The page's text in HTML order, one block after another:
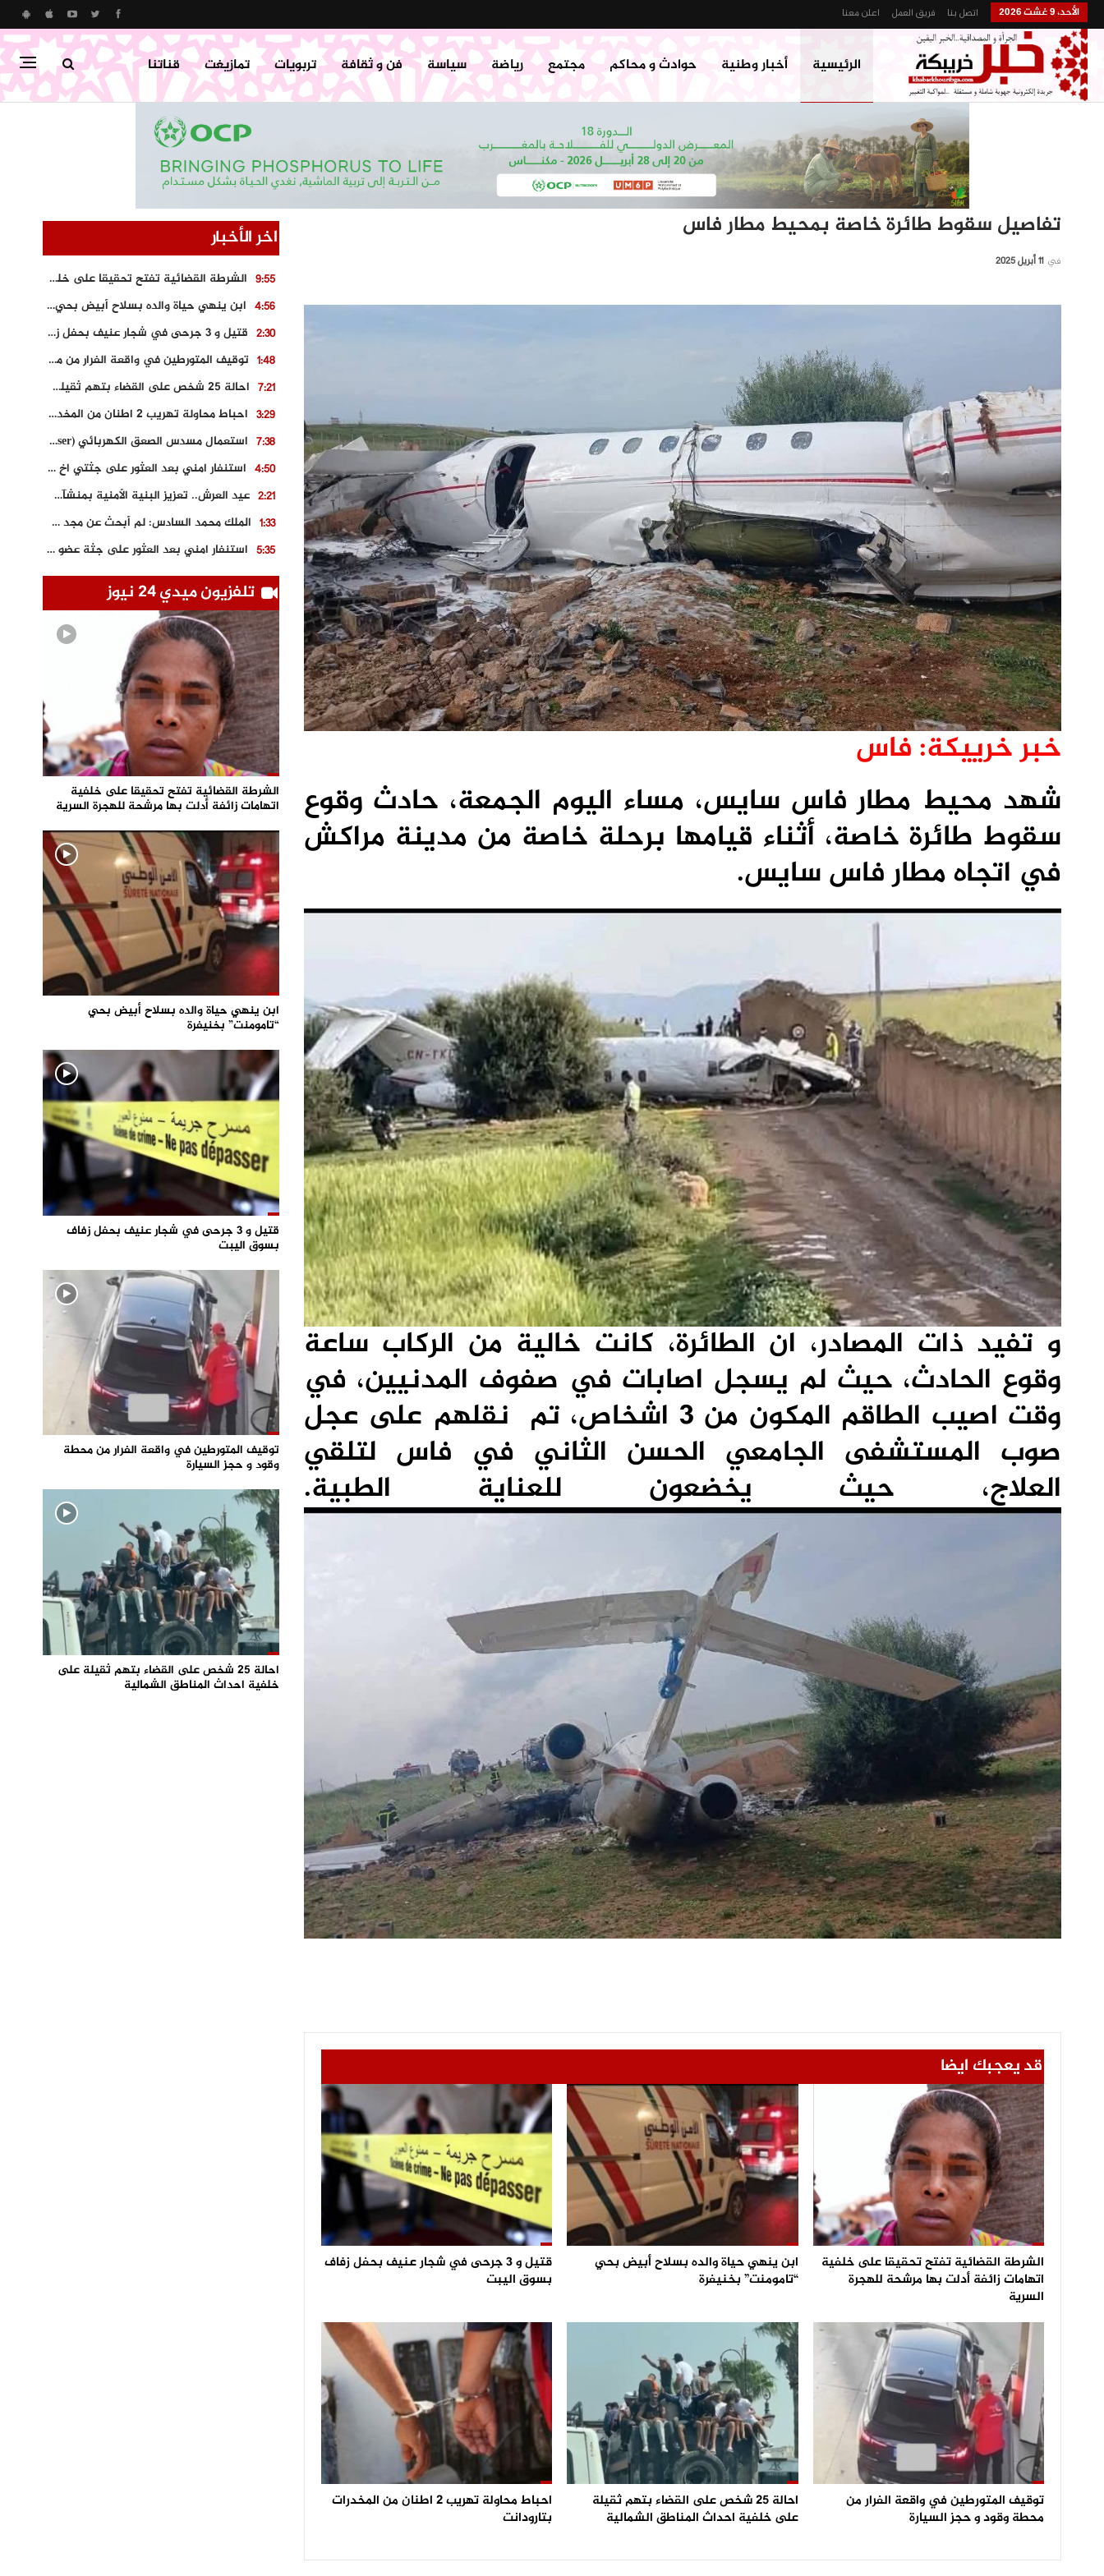
الأحد، 9 غشت 2026 اتصل بنا فريق العمل اعلن معنا
الرئيسية أخبار وطنية حوادث و محاكم مجتمع رياضة سياسة فن و ثقافة تربويات تمازيغت قناتنا
تفاصيل سقوط طائرة خاصة بمحيط مطار فاس
في 11 أبريل 2025
خبر خرييكة: فاس
شهد محيط مطار فاس سايس، مساء اليوم الجمعة، حادث وقوع
سقوط طائرة خاصة، أثناء قيامها برحلة خاصة من مدينة مراكش
في اتجاه مطار فاس سايس.
و تفيد ذات المصادر، ان الطائرة، كانت خالية من الركاب ساعة
وقوع الحادث، حيث لم يسجل اصابات في صفوف المدنيين، في
وقت اصيب الطاقم المكون من 3 اشخاص، تم نقلهم على عجل
صوب المستشفى الجامعي الحسن الثاني في فاس لتلقي
العلاج، حيث يخضعون للعناية الطبية.
قد يعجبك ايضا
الشرطة القضائية تفتح تحقيقا على خلفية
اتهامات زائفة أدلت بها مرشحة للهجرة
السرية
ابن ينهي حياة والده بسلاح أبيض بحي
“تامومنت” بخنيفرة
قتيل و 3 جرحى في شجار عنيف بحفل زفاف
بسوق اليبت
توقيف المتورطين في واقعة الفرار من
محطة وقود و حجز السيارة
احالة 25 شخص على القضاء بتهم ثقيلة
على خلفية احداث المناطق الشمالية
احباط محاولة تهريب 2 اطنان من المخدرات
بتارودانت
اخر الأخبار
9:55
الشرطة القضائية تفتح تحقيقا على خلفية اتهامات زائفة أدلت بها مرشحة للهجرة السرية
4:56
ابن ينهي حياة والده بسلاح أبيض بحي “تامومنت” بخنيفرة
2:30
قتيل و 3 جرحى في شجار عنيف بحفل زفاف بسوق اليبت
1:48
توقيف المتورطين في واقعة الفرار من محطة وقود و حجز السيارة
7:21
احالة 25 شخص على القضاء بتهم ثقيلة على خلفية احداث المناطق الشمالية
3:29
احباط محاولة تهريب 2 اطنان من المخدرات بتارودانت
7:38
استعمال مسدس الصعق الكهربائي (Taser) من اجل تحرير شابة محتجزة
4:50
استنفار امني بعد العثور على جثتي اخ و ابن صاحب مطعم اسماك مشهور بطنجة
2:21
عيد العرش.. تعزيز البنية الأمنية بمنشآت و مصالح جديدة بكل من الحسيمة – فاس و الناظور
1:33
الملك محمد السادس: لم أبحث عن مجد شخصي.. وهَمي كرامة المغاربة
5:35
استنفار امني بعد العثور على جثة عضو سابق في حزب المصباح بالقنيطرة..
3:46
حجز 61 كلغ من الكوكايين و توقيف شخصين بالكركرات
5:29
9:18
6:56
تلفزيون ميدي 24 نيوز
الشرطة القضائية تفتح تحقيقا على خلفية
اتهامات زائفة أدلت بها مرشحة للهجرة السرية
ابن ينهي حياة والده بسلاح أبيض بحي
“تامومنت” بخنيفرة
قتيل و 3 جرحى في شجار عنيف بحفل زفاف
بسوق اليبت
توقيف المتورطين في واقعة الفرار من محطة
وقود و حجز السيارة
احالة 25 شخص على القضاء بتهم ثقيلة على
خلفية احداث المناطق الشمالية